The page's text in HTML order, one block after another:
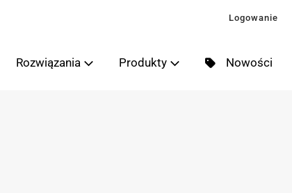
Logowanie
Rozwiązania Produkty Nowości